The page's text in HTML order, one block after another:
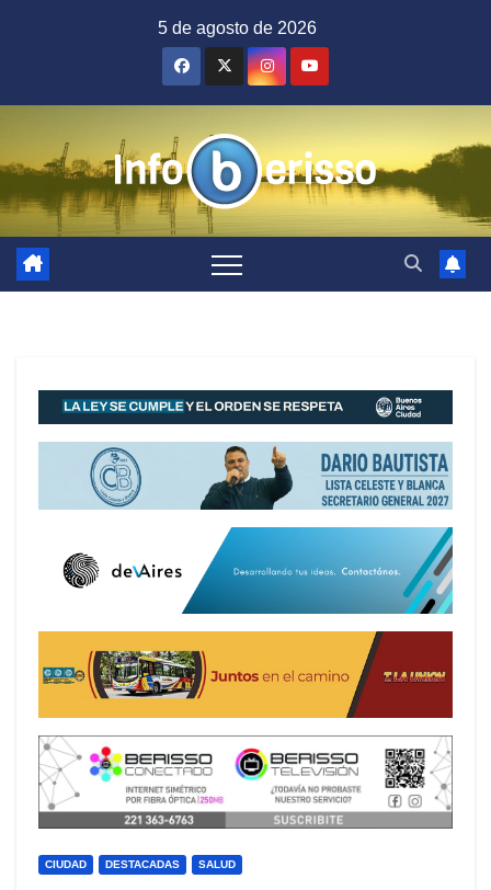
5 de agosto de 2026
CIUDAD DESTACADAS SALUD